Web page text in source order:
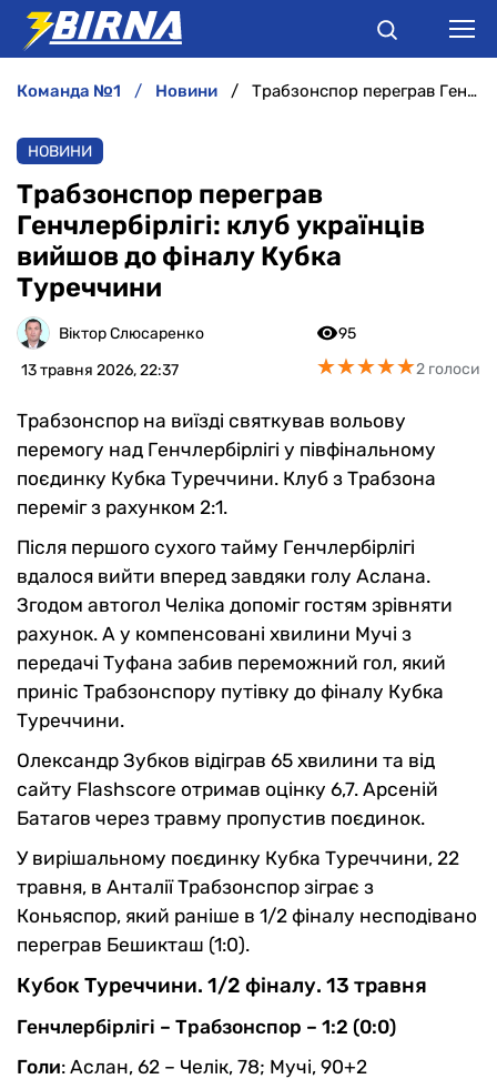
АНАЛІТИКА
ІНТЕРВ'Ю
РІЗНЕ
БУКМЕКЕРИ
команда №1 новини Трабзонспор переграв Генчлербірлігі: клуб українців вийшов до фіналу Кубка Туреччини
НОВИНИ
Трабзонспор переграв
Генчлербірлігі: клуб українців
вийшов до фіналу Кубка
Туреччини
Віктор Слюсаренко
13 травня 2026, 22:37
95
★★★★★
★★★★★2 голоси
Трабзонспор на виїзді святкував вольову
перемогу над Генчлербірлігі у півфінальному
поєдинку Кубка Туреччини. Клуб з Трабзона
переміг з рахунком 2:1.
Після першого сухого тайму Генчлербірлігі
вдалося вийти вперед завдяки голу Аслана.
Згодом автогол Челіка допоміг гостям зрівняти
рахунок. А у компенсовані хвилини Мучі з
передачі Туфана забив переможний гол, який
приніс Трабзонспору путівку до фіналу Кубка
Туреччини.
Олександр Зубков відіграв 65 хвилини та від
сайту Flashscore отримав оцінку 6,7. Арсеній
Батагов через травму пропустив поєдинок.
У вирішальному поєдинку Кубка Туреччини, 22
травня, в Анталії Трабзонспор зіграє з
Коньяспор, який раніше в 1/2 фіналу несподівано
переграв Бешикташ (1:0).
Кубок Туреччини. 1/2 фіналу. 13 травня
Генчлербірлігі – Трабзонспор – 1:2 (0:0)
Голи: Аслан, 62 – Челік, 78; Мучі, 90+2